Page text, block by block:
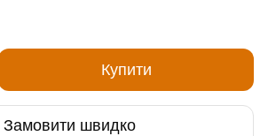
Купити
Замовити швидко